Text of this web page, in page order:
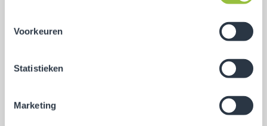
Voorkeuren
Statistieken
Marketing
Laadpalen voor elektrische voertuigen